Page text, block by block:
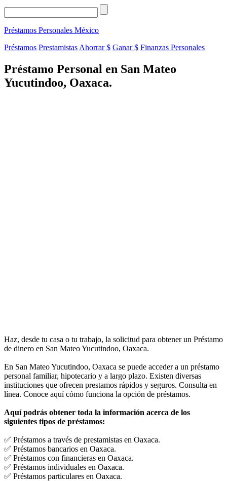
Préstamos Personales México
Préstamos Prestamistas Ahorrar $ Ganar $ Finanzas Personales
Préstamo Personal en San Mateo
Yucutindoo, Oaxaca.
Haz, desde tu casa o tu trabajo, la solicitud para obtener un Préstamo
de dinero en San Mateo Yucutindoo, Oaxaca.
En San Mateo Yucutindoo, Oaxaca se puede acceder a un préstamo
personal familiar, hipotecario y a largo plazo. Existen diversas
instituciones que ofrecen prestamos rápidos y seguros. Consulta en
línea. Conoce aquí cómo funciona la opción de préstamos.
Aquí podrás obtener toda la información acerca de los
siguientes tipos de préstamos:
✅ Préstamos a través de prestamistas en Oaxaca.
✅ Préstamos bancarios en Oaxaca.
✅ Préstamos con financieras en Oaxaca.
✅ Préstamos individuales en Oaxaca.
✅ Préstamos particulares en Oaxaca.